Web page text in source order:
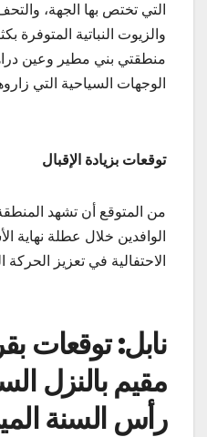
التي تختص بها الجهة،
والزيوت النباتية المتوفرة
منطقتي بني مطير وعين
الوجهات السياحية التي
توقعات بزيادة الإقبال
من المتوقع أن تشهد
الوافدين خلال عطلة نهاية
الاحتفالية في تعزيز الحركة
مقيم بالنزل
رأس السنة